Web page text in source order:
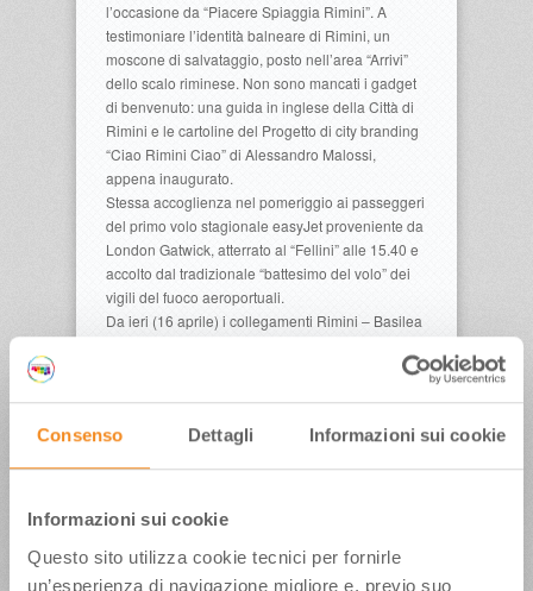
Consenso Dettagli Informazioni sui cookie
Informazioni sui cookie
Questo sito utilizza cookie tecnici per fornirle
un’esperienza di navigazione migliore e, previo suo
l’occasione da “Piacere Spiaggia Rimini”. A
testimoniare l’identità balneare di Rimini, un
moscone di salvataggio, posto nell’area “Arrivi”
dello scalo riminese. Non sono mancati i gadget
di benvenuto: una guida in inglese della Città di
Rimini e le cartoline del Progetto di city branding
“Ciao Rimini Ciao” di Alessandro Malossi,
appena inaugurato.
Stessa accoglienza nel pomeriggio ai passeggeri
del primo volo stagionale easyJet proveniente da
London Gatwick, atterrato al “Fellini” alle 15.40 e
accolto dal tradizionale “battesimo del volo” dei
vigili del fuoco aeroportuali.
Da ieri (16 aprile) i collegamenti Rimini – Basilea
«E’ stato bello vedere sui volti dei passeggeri
all’arrivo lo stupore per l’accoglienza che
Regionale al Turismo Roberta Frisoni- fatta degli
ospitali d’Europa: calore, spontaneità, buon cibo
e musica. I collegamenti easyJet sono un